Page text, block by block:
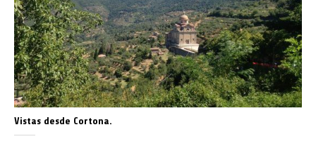
Vistas desde Cortona.